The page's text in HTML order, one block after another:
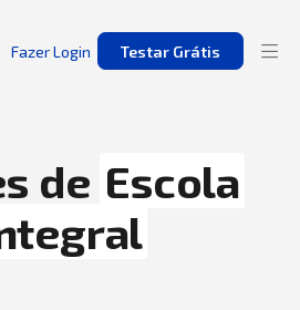
Fazer Login Testar Grátis
de Escola